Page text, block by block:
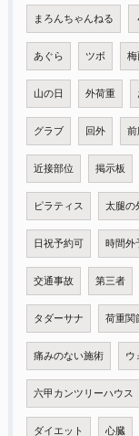
まろんちゃんねる
あぐら ツボ 梅
山の日 外荷重
グラブ 回外 前
近接部位 掲示板
ピラティス 太腿の
日祝予約可 時間外
交通事故 第三者
タダーサナ 荷重関
痛みのない施術 ウ
六甲カンツリーハウス
ダイエット 心臓